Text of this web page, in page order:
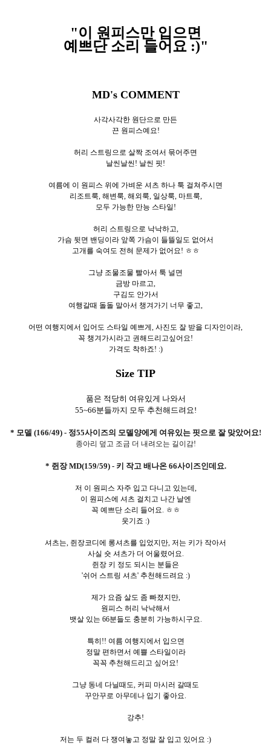
"이 원피스만 입으면
예쁘단 소리 들어요 :)"
MD's COMMENT
사각사각한 원단으로 만든
끈 원피스예요!
허리 스트링으로 살짝 조여서 묶어주면
날씬날씬! 날씬 핏!
여름에 이 원피스 위에 가벼운 셔츠 하나 툭 걸쳐주시면
리조트룩, 해변룩, 해외룩, 일상룩, 마트룩,
모두 가능한 만능 스타일!
허리 스트링으로 낙낙하고,
가슴 뒷면 밴딩이라 앞쪽 가슴이 들뜰일도 없어서
고개를 숙여도 전혀 문제가 없어요! ㅎㅎ
그냥 조물조물 빨아서 툭 널면
금방 마르고,
구김도 안가서
여행갈때 돌돌 말아서 챙겨가기 너무 좋고,
어떤 여행지에서 입어도 스타일 예쁘게, 사진도 잘 받을 디자인이라,
꼭 챙겨가시라고 권해드리고싶어요!
가격도 착하죠! :)
Size TIP
품은 적당히 여유있게 나와서
55~66분들까지 모두 추천해드려요!
* 모델 (166/49) - 정55사이즈의 모델양에게 여유있는 핏으로 잘 맞았어요!
종아리 덮고 조금 더 내려오는 길이감!
* 쥔장 MD(159/59) - 키 작고 배나온 66사이즈인데요.
저 이 원피스 자주 입고 다니고 있는데,
이 원피스에 셔츠 걸치고 나간 날엔
꼭 예쁘단 소리 들어요. ㅎㅎ
웃기죠 :)
셔츠는, 쥔장코디에 롱셔츠를 입었지만, 저는 키가 작아서
사실 숏 셔츠가 더 어울렸어요.
쥔장 키 정도 되시는 분들은
'쉬어 스트링 셔츠' 추천해드려요 :)
제가 요즘 살도 좀 빠졌지만,
원피스 허리 낙낙해서
뱃살 있는 66분들도 충분히 가능하시구요.
특히!! 여름 여행지에서 입으면
정말 편하면서 예쁠 스타일이라
꼭꼭 추천해드리고 싶어요!
그냥 동네 다닐때도, 커피 마시러 갈때도
꾸안꾸로 아무데나 입기 좋아요.
강추!
저는 두 컬러 다 쟁여놓고 정말 잘 입고 있어요 :)